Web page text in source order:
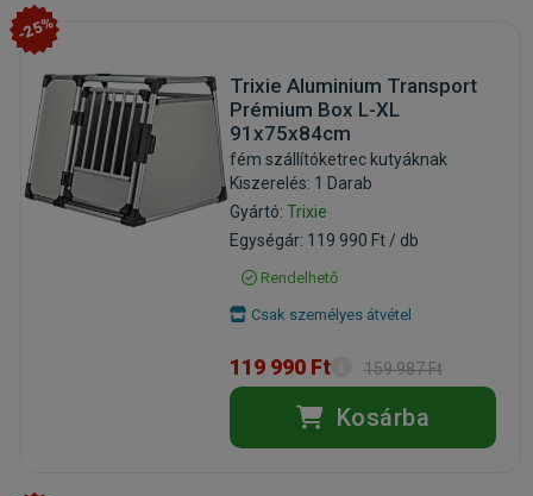
-25%
Trixie Aluminium Transport
Prémium Box L-XL
91x75x84cm
fém szállítóketrec kutyáknak
Kiszerelés: 1 Darab
Gyártó: Trixie
Egységár: 119 990 Ft / db
Rendelhető
Csak személyes átvétel
119 990 Ft 159 987 Ft
Kosárba